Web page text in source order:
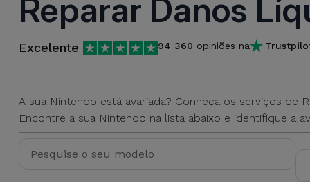
Macbook
/ iMac
iPhones
Recondicionados
Recondicionados
iPads
Recondicionados
Produtos
Novidades
Cabos
Promoções
Retomas
Reparar Danos
Excelente 94 360 opiniões na
A sua Nintendo está avariada? Conheça os serviços de
Encontre a sua Nintendo na lista abaixo e identifique a